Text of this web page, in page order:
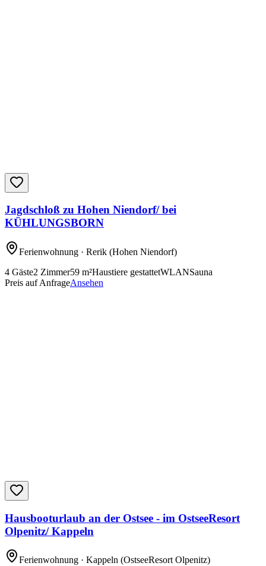
Jagdschloß zu Hohen Niendorf/ bei
KÜHLUNGSBORN
Ferienwohnung · Rerik (Hohen Niendorf)
4 Gäste2 Zimmer59 m²Haustiere gestattetWLANSauna
Preis auf AnfrageAnsehen
Hausbooturlaub an der Ostsee - im OstseeResort
Olpenitz/ Kappeln
Ferienwohnung · Kappeln (OstseeResort Olpenitz)